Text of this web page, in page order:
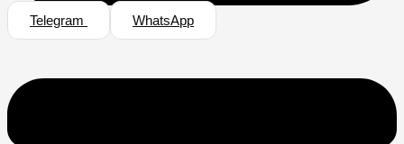
Telegram WhatsApp